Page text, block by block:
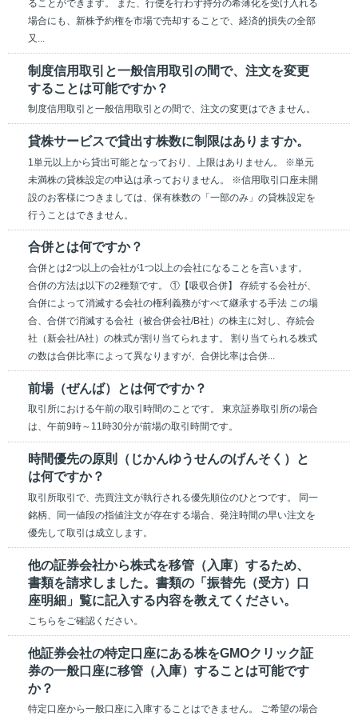
ることができます。 また、行使を行わず持分の希薄化を受け入れる
場合にも、新株予約権を市場で売却することで、経済的損失の全部
又...
制度信用取引と一般信用取引の間で、注文を変更
することは可能ですか？
制度信用取引と一般信用取引との間で、注文の変更はできません。
貸株サービスで貸出す株数に制限はありますか。
1単元以上から貸出可能となっており、上限はありません。 ※単元
未満株の貸株設定の申込は承っておりません。 ※信用取引口座未開
設のお客様につきましては、保有株数の「一部のみ」の貸株設定を
行うことはできません。
合併とは何ですか？
合併とは2つ以上の会社が1つ以上の会社になることを言います。
合併の方法は以下の2種類です。 ①【吸収合併】 存続する会社が、
合併によって消滅する会社の権利義務がすべて継承する手法 この場
合、合併で消滅する会社（被合併会社/B社）の株主に対し、存続会
社（新会社/A社）の株式が割り当てられます。 割り当てられる株式
の数は合併比率によって異なりますが、合併比率は合併...
前場（ぜんば）とは何ですか？
取引所における午前の取引時間のことです。 東京証券取引所の場合
は、午前9時～11時30分が前場の取引時間です。
時間優先の原則（じかんゆうせんのげんそく）と
は何ですか？
取引所取引で、売買注文が執行される優先順位のひとつです。 同一
銘柄、同一値段の指値注文が存在する場合、発注時間の早い注文を
優先して取引は成立します。
他の証券会社から株式を移管（入庫）するため、
書類を請求しました。書類の「振替先（受方）口
座明細」覧に記入する内容を教えてください。
こちらをご確認ください。
他証券会社の特定口座にある株をGMOクリック証
券の一般口座に移管（入庫）することは可能です
か？
特定口座から一般口座に入庫することはできません。 ご希望の場合